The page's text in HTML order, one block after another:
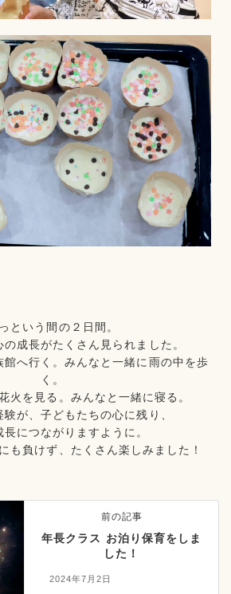
という間の２日間。
成長がたくさん見られました。
へ行く。みんなと一緒に雨の中を歩
く。
火を見る。みんなと一緒に寝る。
が、子どもたちの心に残り、
長につながりますように。
も負けず、たくさん楽しみました！
前の記事
年長クラス お泊り保育をしま
した！
2024年7月2日